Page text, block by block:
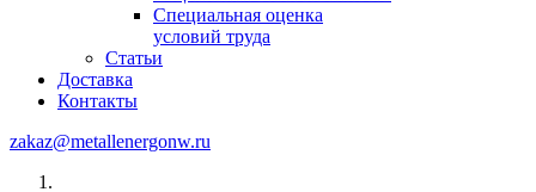
Специальная оценка
условий труда
Статьи
Доставка
Контакты
zakaz@metallenergonw.ru